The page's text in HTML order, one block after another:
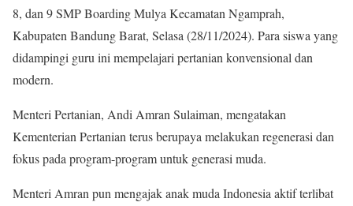
8, dan 9 SMP Boarding Mulya Kecamatan Ngamprah,
Kabupaten Bandung Barat, Selasa (28/11/2024). Para siswa yang
didampingi guru ini mempelajari pertanian konvensional dan
modern.
Menteri Pertanian, Andi Amran Sulaiman, mengatakan
Kementerian Pertanian terus berupaya melakukan regenerasi dan
fokus pada program-program untuk generasi muda.
Menteri Amran pun mengajak anak muda Indonesia aktif terlibat